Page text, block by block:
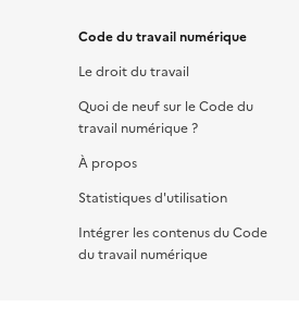
Code du travail numérique
Le droit du travail
Quoi de neuf sur le Code du
travail numérique ?
À propos
Statistiques d'utilisation
Intégrer les contenus du Code
du travail numérique